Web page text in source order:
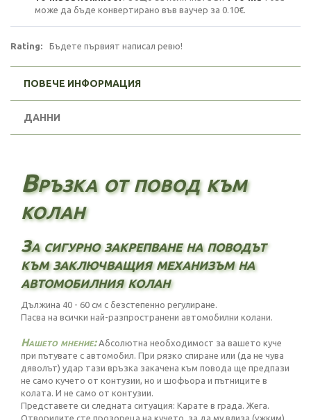
може да бъде конвертирано във ваучер за 0.10€.
Rating: Бъдете първият написал ревю!
ПОВЕЧЕ ИНФОРМАЦИЯ
ДАННИ
Връзка от повод към
колан
За сигурно закрепване на поводът
към заключващия механизъм на
автомобилния колан
Дължина 40 - 60 см с безстепенно регулиране.
Пасва на всички най-разпространени автомобилни колани.
Нашето мнение:Абсолютна необходимост за вашето куче
при пътувате с автомобил. При рязко спиране или (да не чува
дяволът) удар тази връзка закачена към повода ще предпази
не само кучето от контузии, но и шофьора и пътниците в
колата. И не само от контузии.
Представете си следната ситуация: Карате в града. Жега.
Отворилите сте прозореца на кучето, за да му влиза (ужким)